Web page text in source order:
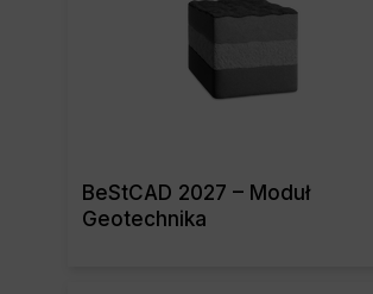
BeStCAD 2027 – Moduł
Geotechnika